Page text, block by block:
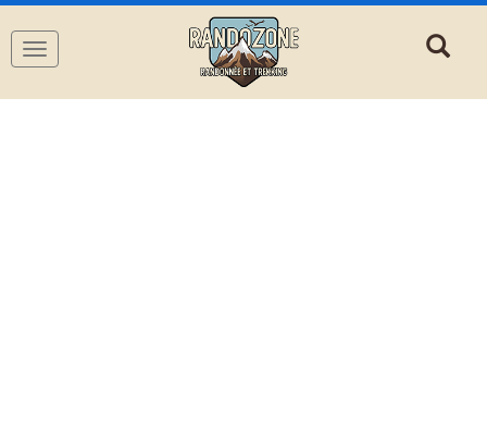
Navigation